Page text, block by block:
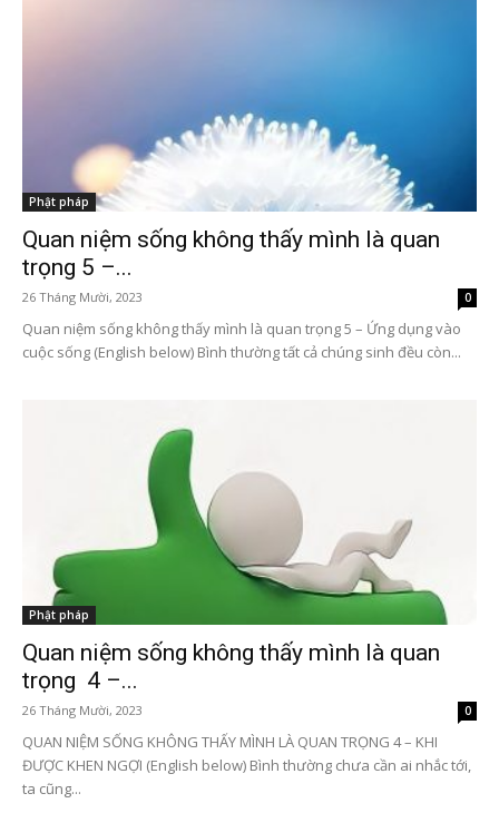
Phật pháp
Quan niệm sống không thấy mình là quan
trọng 5 –...
26 Tháng Mười, 2023 0
Quan niệm sống không thấy mình là quan trọng 5 – Ứng dụng vào
cuộc sống (English below) Bình thường tất cả chúng sinh đều còn...
Phật pháp
Quan niệm sống không thấy mình là quan
trọng 4 –...
26 Tháng Mười, 2023 0
QUAN NIỆM SỐNG KHÔNG THẤY MÌNH LÀ QUAN TRỌNG 4 – KHI
ĐƯỢC KHEN NGỢI (English below) Bình thường chưa cần ai nhắc tới,
ta cũng...